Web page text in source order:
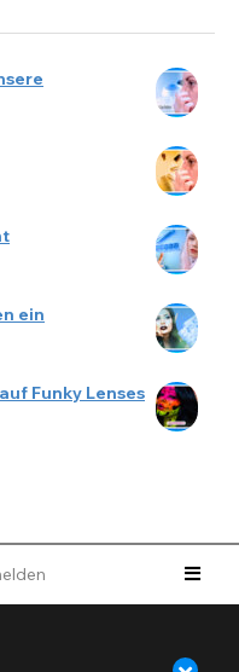
ein
Funky Lenses